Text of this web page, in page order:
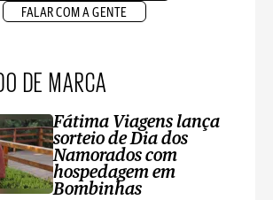
FALAR COM A GENTE
DE MARCA
Fátima Viagens lança
sorteio de Dia dos
Namorados com
hospedagem em
Bombinhas